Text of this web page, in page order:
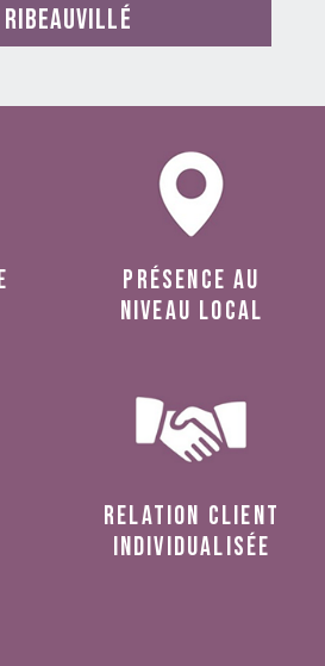
présence au
niveau local
relation client
individualisée